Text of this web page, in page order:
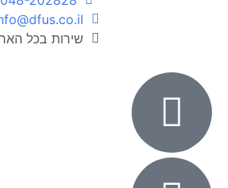
info@dfus.co.il
שירות בכל הארץ